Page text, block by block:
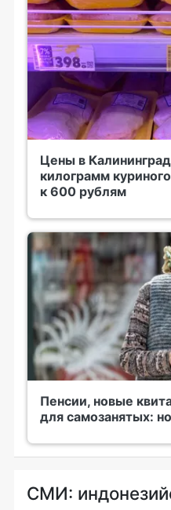
Цены в
килограмм
к 600 рублям
Пенсии, новые
для самозанятых:
СМИ: